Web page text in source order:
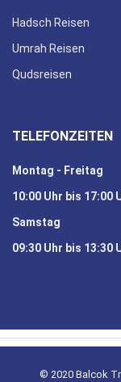
Hadsch Reisen
Umrah Reisen
Qudsreisen
TELEFONZEITEN
Montag - Freitag
10:00 Uhr bis 17:00
Samstag
09:30 Uhr bis 13:30
© 2020 Balcok